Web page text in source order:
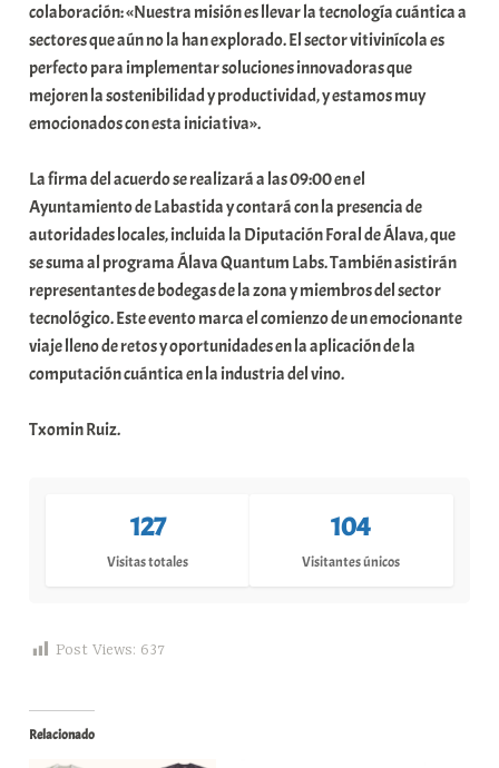
colaboración: «Nuestra misión es llevar la tecnología cuántica a
sectores que aún no la han explorado. El sector vitivinícola es
perfecto para implementar soluciones innovadoras que
mejoren la sostenibilidad y productividad, y estamos muy
emocionados con esta iniciativa».
La firma del acuerdo se realizará a las 09:00 en el
Ayuntamiento de Labastida y contará con la presencia de
autoridades locales, incluida la Diputación Foral de Álava, que
se suma al programa Álava Quantum Labs. También asistirán
representantes de bodegas de la zona y miembros del sector
tecnológico. Este evento marca el comienzo de un emocionante
viaje lleno de retos y oportunidades en la aplicación de la
computación cuántica en la industria del vino.
Txomin Ruiz.
127
Visitas totales
104
Visitantes únicos
Post Views: 637
Relacionado